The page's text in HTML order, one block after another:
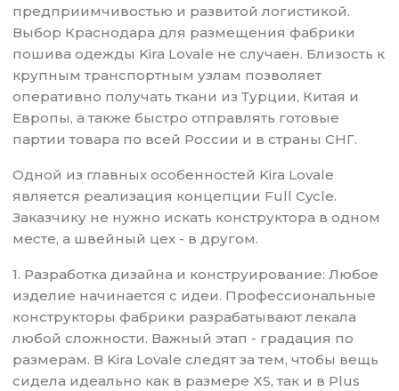
предприимчивостью и развитой логистикой.
Выбор Краснодара для размещения фабрики
пошива одежды Kira Lovale не случаен. Близость к
крупным транспортным узлам позволяет
оперативно получать ткани из Турции, Китая и
Европы, а также быстро отправлять готовые
партии товара по всей России и в страны СНГ.
Одной из главных особенностей Kira Lovale
является реализация концепции Full Cycle.
Заказчику не нужно искать конструктора в одном
месте, а швейный цех - в другом.
1. Разработка дизайна и конструирование: Любое
изделие начинается с идеи. Профессиональные
конструкторы фабрики разрабатывают лекала
любой сложности. Важный этап - градация по
размерам. В Kira Lovale следят за тем, чтобы вещь
сидела идеально как в размере XS, так и в Plus